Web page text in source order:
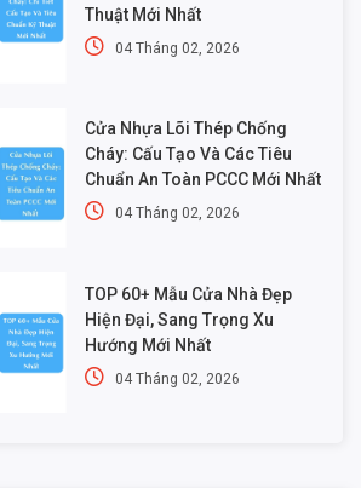
Thuật Mới Nhất
04 Tháng 02, 2026
Cửa Nhựa Lõi Thép Chống
Cháy: Cấu Tạo Và Các Tiêu
Chuẩn An Toàn PCCC Mới Nhất
04 Tháng 02, 2026
TOP 60+ Mẫu Cửa Nhà Đẹp
Hiện Đại, Sang Trọng Xu
Hướng Mới Nhất
04 Tháng 02, 2026